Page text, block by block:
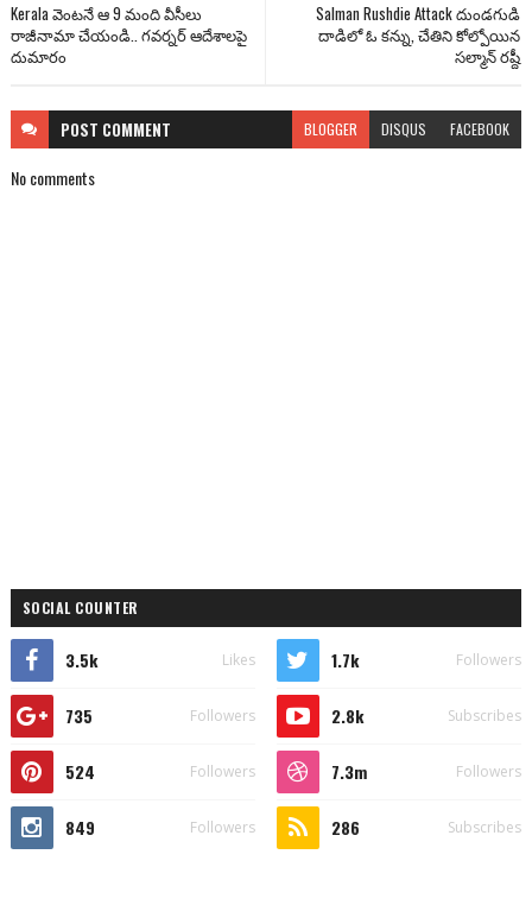
Salman Rushdie Attack దుండగుడి
దాడిలో ఓ కన్ను, చేతిని కోల్పోయిన
సల్మాన్ రష్దీ
Kerala వెంటనే ఆ 9 మంది వీసీలు
రాజీనామా చేయండి.. గవర్నర్ ఆదేశాలపై
దుమారం
POST COMMENT BLOGGER DISQUS FACEBOOK
No comments
SOCIAL COUNTER
3.5k Likes 1.7k Followers
735 Followers 2.8k Subscribes
524 Followers 7.3m Followers
849 Followers 286 Subscribes